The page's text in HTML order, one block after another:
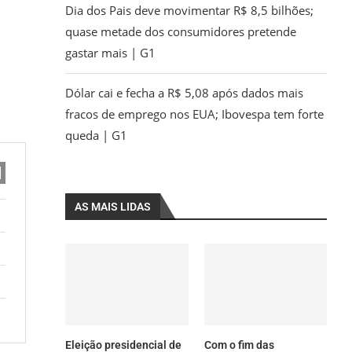
Dia dos Pais deve movimentar R$ 8,5 bilhões;
quase metade dos consumidores pretende
gastar mais | G1
Dólar cai e fecha a R$ 5,08 após dados mais
fracos de emprego nos EUA; Ibovespa tem forte
queda | G1
AS MAIS LIDAS
Eleição presidencial de Com o fim das